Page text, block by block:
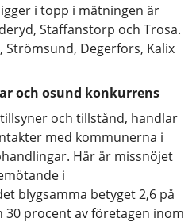
i topp i mätningen är
Staffanstorp och Trosa.
Strömsund, Degerfors, Kalix
och osund konkurrens
och tillstånd, handlar
med kommunerna i
Här är missnöjet
i
blygsamma betyget 2,6 på
30 procent av företagen inom